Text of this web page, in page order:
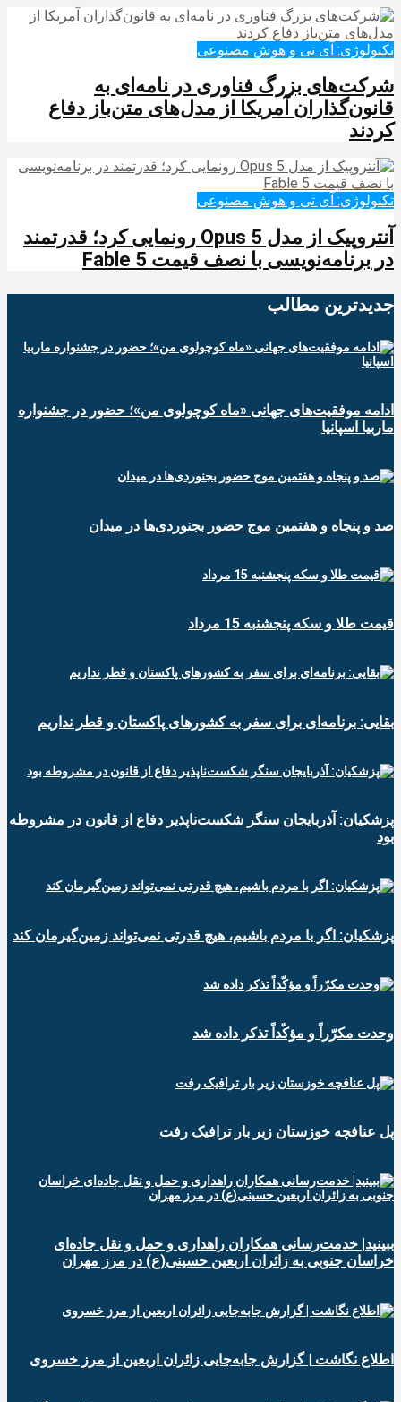
تکنولوژی: آی تی و هوش مصنوعی
شرکت‌های بزرگ فناوری در نامه‌ای به
قانون‌گذاران آمریکا از مدل‌های متن‌باز دفاع
کردند
تکنولوژی: آی تی و هوش مصنوعی
آنتروپیک از مدل Opus 5 رونمایی کرد؛ قدرتمند
در برنامه‌نویسی با نصف قیمت Fable 5
جدیدترین‌ مطالب
ادامه موفقیت‌های جهانی «ماه کوچولوی من»؛ حضور در جشنواره
ماربیا اسپانیا
صد و پنجاه و هفتمین موج حضور بجنوردی‌ها در میدان
قیمت طلا و سکه پنجشنبه 15 مرداد
بقایی: برنامه‌ای برای سفر به کشورهای پاکستان و قطر نداریم
پزشکیان: آذربایجان سنگر شکست‌ناپذیر دفاع از قانون در مشروطه
بود
پزشکیان: اگر با مردم باشیم، هیچ قدرتی نمی‌تواند زمین‌گیرمان کند
وحدت مکرّراً و مؤکّداً تذکر داده شد
پل عنافچه خوزستان زیر بار ترافیک رفت
ببینید| خدمت‌رسانی همکاران راهداری و حمل و نقل جاده‌ای
خراسان جنوبی به زائران اربعین حسینی(ع) در مرز مهران
️اطلاع نگاشت | گزارش جابه‌جایی زائران اربعین از مرز خسروی